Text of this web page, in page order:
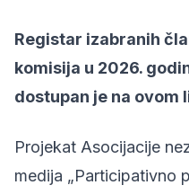
Registar izabranih
komisija u 2026.
dostupan je na ovom
Projekat Asocijacije
medija „Participativno